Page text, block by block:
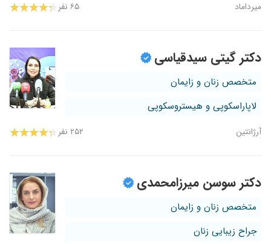
میرداماد ۶۵ نفر
دکتر گیتی سیدقیاسی
متخصص زنان و زایمان
لاپاراسکوپی و هیستروسکوپی
آرژانتین ۲۵۲ نفر
دکتر سوسن میرزامحمدی
متخصص زنان و زایمان
جراح زیبایی زنان